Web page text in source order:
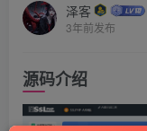
泽客
3年前发布
源码介绍